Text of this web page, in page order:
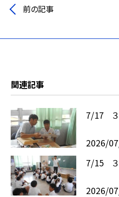
前の記事
関連記事
7/17 ３
2026/
7/15 ３
2026/